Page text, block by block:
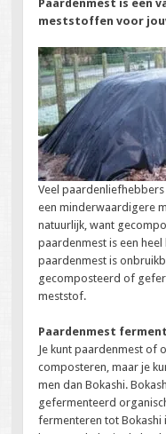
Paardenmest is een
meststoffen voor
Veel
een minderwaardigere
natuurlijk, want
paardenmest is een
paardenmest is
gecomposteerd of
meststof.
Paardenmest
Je kunt paardenmest of
composteren, maar je
men dan Bokashi.
gefermenteerd
fermenteren tot Bokashi